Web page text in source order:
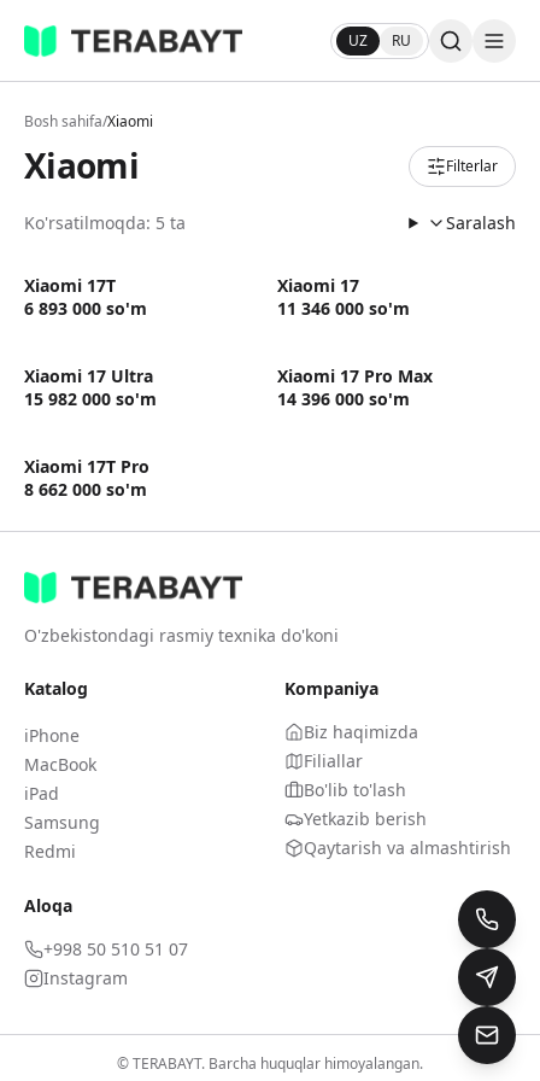
UZ RU
Bosh sahifa/Xiaomi
Xiaomi Filterlar
Ko'rsatilmoqda: 5 ta Saralash
Xiaomi 17T
6 893 000 so'm
Xiaomi 17
11 346 000 so'm
Xiaomi 17 Ultra
15 982 000 so'm
Xiaomi 17 Pro Max
14 396 000 so'm
Xiaomi 17T Pro
8 662 000 so'm
O'zbekistondagi rasmiy texnika do'koni
Katalog
iPhone
MacBook
iPad
Samsung
Redmi
Kompaniya
Biz haqimizda
Filiallar
Bo'lib to'lash
Yetkazib berish
Qaytarish va almashtirish
Aloqa
+998 50 510 51 07
Instagram
© TERABAYT. Barcha huquqlar himoyalangan.